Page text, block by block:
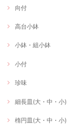
向付
高台小鉢
小鉢・組小鉢
小付
珍味
細長皿(大・中・小)
楕円皿(大・中・小)